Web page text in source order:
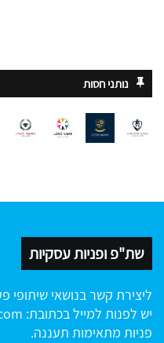
נותני חסות
שת"פ ופניות עסקיות
ליצירת קשר בנושאי שיתופי
יש לפנות למייל בכתובת:
פניות מתאימות תעננה.